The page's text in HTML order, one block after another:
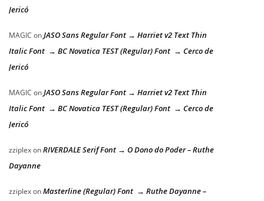
Jericó
MAGIC onJASO Sans Regular Font → Harriet v2 Text Thin
Italic Font → BC Novatica TEST (Regular) Font → Cerco de
Jericó
MAGIC onJASO Sans Regular Font → Harriet v2 Text Thin
Italic Font → BC Novatica TEST (Regular) Font → Cerco de
Jericó
zziplexonRIVERDALE Serif Font → O Dono do Poder – Ruthe
Dayanne
zziplexonMasterline (Regular) Font → Ruthe Dayanne –